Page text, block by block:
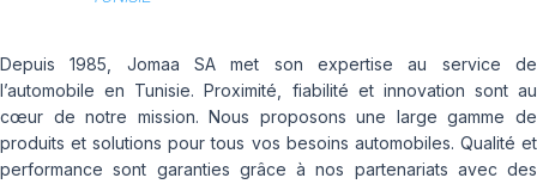
Depuis 1985, Jomaa SA met son expertise au service de
l’automobile en Tunisie. Proximité, fiabilité et innovation sont au
cœur de notre mission. Nous proposons une large gamme de
produits et solutions pour tous vos besoins automobiles. Qualité et
performance sont garanties grâce à nos partenariats avec des